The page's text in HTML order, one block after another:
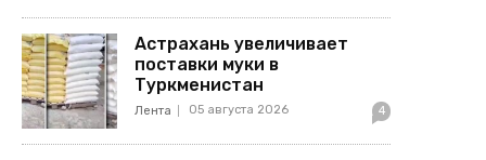
Астрахань увеличивает
поставки муки в
Туркменистан
Лента 05 августа 2026 4